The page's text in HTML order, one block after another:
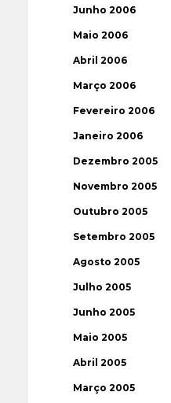
Junho 2006
Maio 2006
Abril 2006
Março 2006
Fevereiro 2006
Janeiro 2006
Dezembro 2005
Novembro 2005
Outubro 2005
Setembro 2005
Agosto 2005
Julho 2005
Junho 2005
Maio 2005
Abril 2005
Março 2005